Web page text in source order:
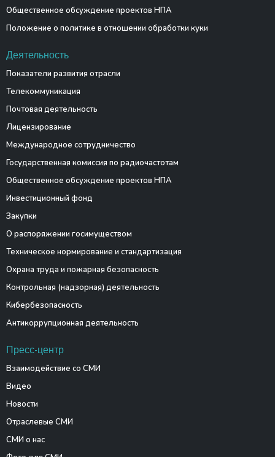
Общественное обсуждение проектов НПА
Положение о политике в отношении обработки куки
Деятельность
Показатели развития отрасли
Телекоммуникация
Почтовая деятельность
Лицензирование
Международное сотрудничество
Государственная комиссия по радиочастотам
Общественное обсуждение проектов НПА
Инвестиционный фонд
Закупки
О распоряжении госимуществом
Техническое нормирование и стандартизация
Охрана труда и пожарная безопасность
Контрольная (надзорная) деятельность
Кибербезопасность
Антикоррупционная деятельность
Пресс-центр
Взаимодействие со СМИ
Видео
Новости
Отраслевые СМИ
СМИ о нас